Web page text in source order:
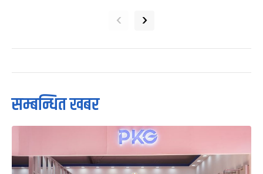
‹ ›
सम्बन्धित खबर